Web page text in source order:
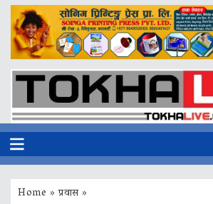
Home »प्रवास»